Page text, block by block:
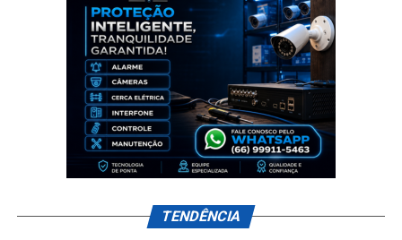
TENDÊNCIA